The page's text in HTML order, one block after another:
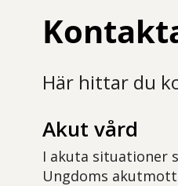
Här hittar du
Akut vård
I akuta situationer
Ungdoms